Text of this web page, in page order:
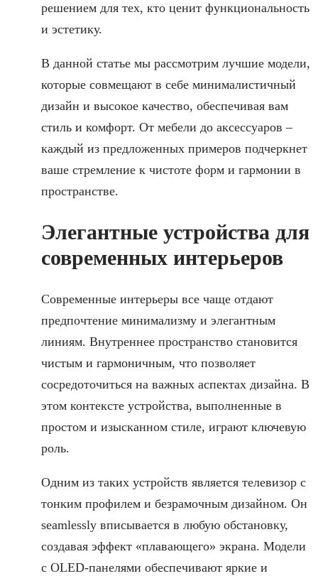
решением для тех, кто ценит функциональность
и эстетику.
В данной статье мы рассмотрим лучшие модели,
которые совмещают в себе минималистичный
дизайн и высокое качество, обеспечивая вам
стиль и комфорт. От мебели до аксессуаров –
каждый из предложенных примеров подчеркнет
ваше стремление к чистоте форм и гармонии в
пространстве.
Элегантные устройства для
современных интерьеров
Современные интерьеры все чаще отдают
предпочтение минимализму и элегантным
линиям. Внутреннее пространство становится
чистым и гармоничным, что позволяет
сосредоточиться на важных аспектах дизайна. В
этом контексте устройства, выполненные в
простом и изысканном стиле, играют ключевую
роль.
Одним из таких устройств является телевизор с
тонким профилем и безрамочным дизайном. Он
seamlessly вписывается в любую обстановку,
создавая эффект «плавающего» экрана. Модели
с OLED-панелями обеспечивают яркие и